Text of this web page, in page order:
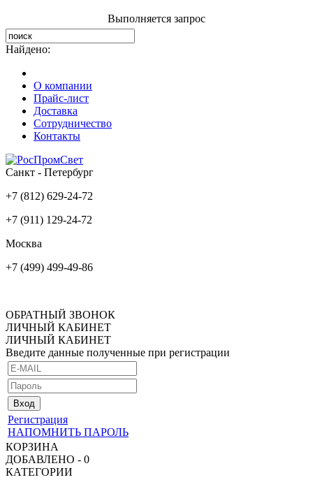
Выполняется запрос
Найдено:
О компании
Прайс-лист
Доставка
Сотрудничество
Контакты
Санкт - Петербург
+7 (812) 629-24-72
+7 (911) 129-24-72
Москва
+7 (499) 499-49-86
ОБРАТНЫЙ ЗВОНОК
ЛИЧНЫЙ КАБИНЕТ
ЛИЧНЫЙ КАБИНЕТ
Введите данные полученные при регистрации
Регистрация
НАПОМНИТЬ ПАРОЛЬ
КОРЗИНА
ДОБАВЛЕНО - 0
КАТЕГОРИИ